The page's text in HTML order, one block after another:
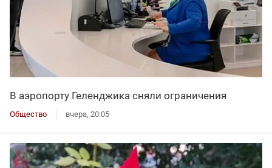
В аэропорту Геленджика сняли ограничения
Общество вчера, 20:05